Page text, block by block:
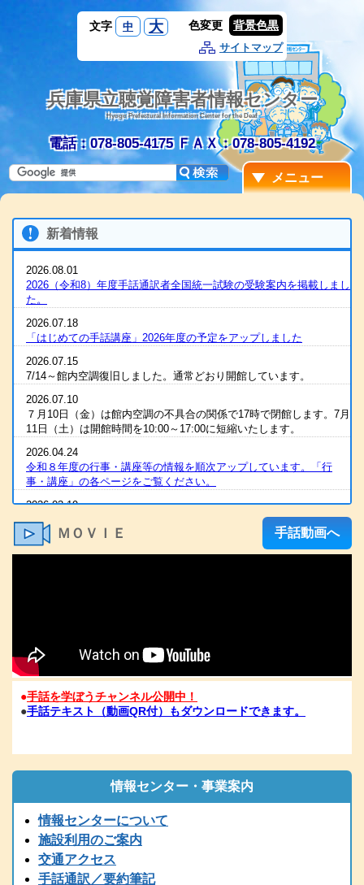
文字 中 大 色変更 背景色黒
サイトマップ
兵庫県立聴覚障害者情報センター
Hyogo Prefectural Information Center for the Deaf
電話：078-805-4175 ＦＡＸ：078-805-4192
メニュー
新着情報
2026.08.01
2026（令和8）年度手話通訳者全国統一試験の受験案内を掲載しまし
た。
2026.07.18
「はじめての手話講座」2026年度の予定をアップしました
2026.07.15
7/14～館内空調復旧しました。通常どおり開館しています。
2026.07.10
７月10日（金）は館内空調の不具合の関係で17時で閉館します。7月
11日（土）は開館時間を10:00～17:00に短縮いたします。
2026.04.24
令和８年度の行事・講座等の情報を順次アップしています。「行
事・講座」の各ページをご覧ください。
2026.03.19
2025（令和7）年度 全国統一要約筆記者認定試験 合格発表
2026.03.07
R８年度の手話通訳者養成講座・要約筆記者養成講座の案内をアップ
2026.03.03
2025（令和7）年度手話通訳者全国統一試験合格発表
2026.01.06
1/6（火）11：00時点 電話が復旧いたしました。FAXも、電話開通
の時点から、受信が可能となっております。ご心配な方は、FAXを
2026.01.06
1/6（火）9：00時点 現在、電話の使用ができません。御用の方
は、兵庫県こどものきこえ相談センター（T/078-600-0556）に、ご
2025.12.26
〔年末年始の休館について〕年末は１２／２７（土）１７時までで
す。１２/２８～１/５まで閉館します。
2025.12.24
ＭＯＶＩＥ 手話動画へ
●手話を学ぼうチャンネル公開中！
●手話テキスト（動画QR付）もダウンロードできます。
情報センター・事業案内
情報センターについて
施設利用のご案内
交通アクセス
手話通訳／要約筆記